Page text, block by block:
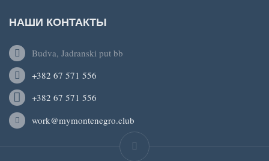
НАШИ КОНТАКТЫ
Budva, Jadranski put bb
+382 67 571 556
+382 67 571 556
work@mymontenegro.club